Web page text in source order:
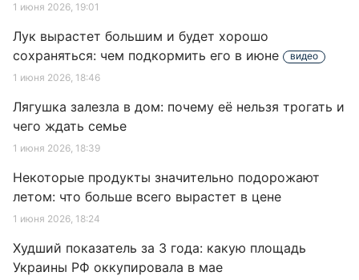
1 июня 2026, 19:01
Лук вырастет большим и будет хорошо
сохраняться: чем подкормить его в июне
видео
1 июня 2026, 18:46
Лягушка залезла в дом: почему её нельзя трогать и
чего ждать семье
1 июня 2026, 18:39
Некоторые продукты значительно подорожают
летом: что больше всего вырастет в цене
1 июня 2026, 18:24
Худший показатель за 3 года: какую площадь
Украины РФ оккупировала в мае